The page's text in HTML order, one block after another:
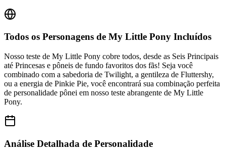
Todos os Personagens de My Little Pony Incluídos
Nosso teste de My Little Pony cobre todos, desde as Seis Principais
até Princesas e pôneis de fundo favoritos dos fãs! Seja você
combinado com a sabedoria de Twilight, a gentileza de Fluttershy,
ou a energia de Pinkie Pie, você encontrará sua combinação perfeita
de personalidade pônei em nosso teste abrangente de My Little
Pony.
Análise Detalhada de Personalidade